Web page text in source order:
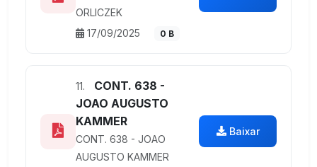
ORLICZEK
17/09/2025
0 B
11.
CONT. 638 -
JOAO AUGUSTO
KAMMER
CONT. 638 - JOAO
AUGUSTO KAMMER
Baixar